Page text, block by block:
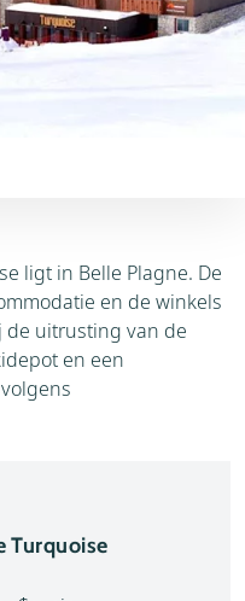
ligt in Belle Plagne. De
en de winkels
de uitrusting van de
en een
Turquoise